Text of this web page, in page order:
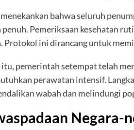
bahwa seluruh
penuh. Pemeriksaan kesehatan
Protokol ini dirancang untuk
itu, pemerintah setempat telah
perawatan intensif.
wabah dan melindungi
Negara-